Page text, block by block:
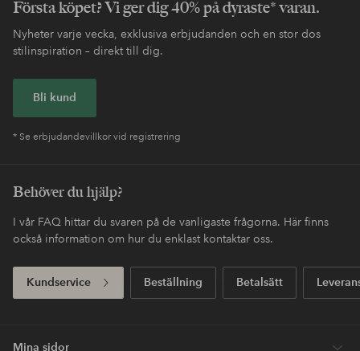
Första köpet? Vi ger dig 40% på dyraste* varan.
Nyheter varje vecka, exklusiva erbjudanden och en stor dos
stilinspiration – direkt till dig.
Bli kund
* Se erbjudandevillkor vid registrering
Behöver du hjälp?
I vår FAQ hittar du svaren på de vanligaste frågorna. Här finns
också information om hur du enklast kontaktar oss.
Kundservice Beställning Betalsätt
Mina sidor